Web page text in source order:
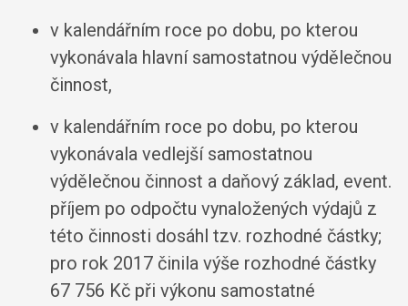
v kalendářním roce po dobu, po kterou
vykonávala hlavní samostatnou výdělečnou
činnost,
v kalendářním roce po dobu, po kterou
vykonávala vedlejší samostatnou
výdělečnou činnost a daňový základ, event.
příjem po odpočtu vynaložených výdajů z
této činnosti dosáhl tzv. rozhodné částky;
pro rok 2017 činila výše rozhodné částky
67 756 Kč při výkonu samostatné